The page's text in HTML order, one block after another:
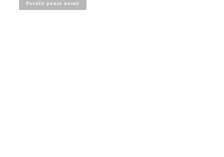
Povolit pouze nutné